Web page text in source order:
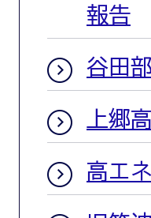
報告
谷田
上郷
高エ